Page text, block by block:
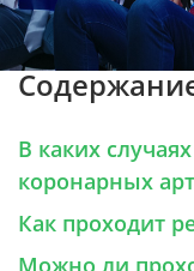
В каких
коронарных
Как проходит
Можно ли